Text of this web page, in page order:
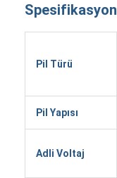
Spesifikasyon
Pil Türü
Pil Yapısı
Adli Voltaj